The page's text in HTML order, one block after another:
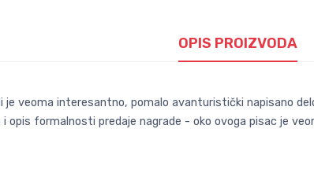
OPIS PROIZVODA
je veoma interesantno, pomalo avanturistički napisano
opis formalnosti predaje nagrade - oko ovoga pisac je